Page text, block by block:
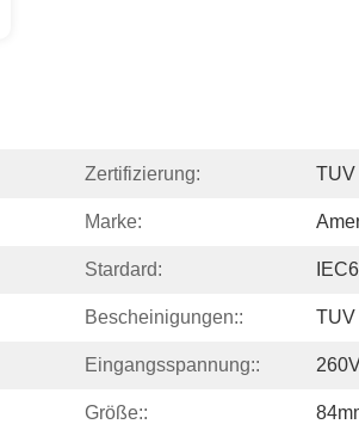
Zertifizierung: TUV
Marke:
Stardard:
Bescheinigungen:: TUV
Eingangsspannung::
Größe::